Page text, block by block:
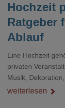
Hochzeit
Ratgeber
Ablauf
Eine Hochzeit
privaten
Musik,
weiterlesen